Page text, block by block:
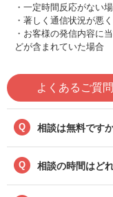
・一定時間反応がない
・著しく通信状況が悪
・お客様の発信内容に
どが含まれていた場合
よくあるご質問
Q 相談は無料です
Q 相談の時間はど